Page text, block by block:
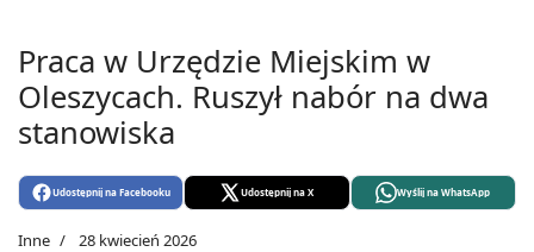
Praca w Urzędzie Miejskim w
Oleszycach. Ruszył nabór na dwa
stanowiska
Udostępnij na Facebooku Udostępnij na X Wyślij na WhatsApp
Inne 28 kwiecień 2026